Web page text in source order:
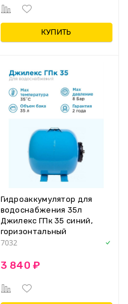
КУПИТЬ
Гидроаккумулятор для
водоснабжения 35л
Джилекс ГПк 35 синий,
горизонтальный
7032
3 840 ₽